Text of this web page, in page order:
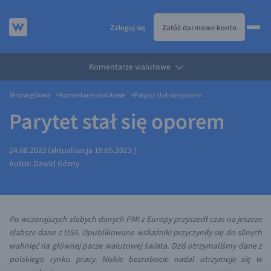
KURSY WALUT
Kursy walut
EUR/PLN
CHF/PLN
DKK/PLN
NOK/PLN
SEK/PLN
KARTA WIELOWALUTOWA
Karta wielowalutowa
PRZELEWY ZAGRANICZNE
DLA FIRM
Partnerstwa
Walutomat Business
Program Afiliacyjny
Prowizje i rabaty
Metody płatności
Banki i przelewy
Blog
Aktualności
Komentarze walutowe
Zaloguj się Załóż darmowe konto
Komentarze walutowe
Strona główna Komentarze walutowe Parytet stał się oporem
Parytet stał się oporem
24.08.2022(aktualizacja 19.05.2023 )
Autor: Dawid Górny
Po wczorajszych słabych danych PMI z Europy przyszedł czas na jeszcze
słabsze dane z USA. Opublikowane wskaźniki przyczyniły się do silnych
wahnięć na głównej parze walutowej świata. Dziś otrzymaliśmy dane z
polskiego rynku pracy. Niskie bezrobocie nadal utrzymuje się w